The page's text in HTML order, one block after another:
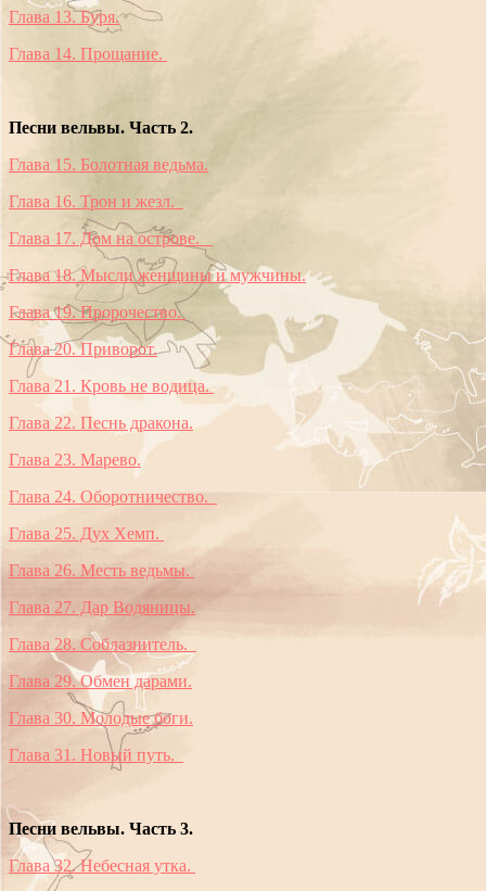
Глава 13. Буря.
Глава 14. Прощание.
Песни вельвы. Часть 2.
Глава 15. Болотная ведьма.
Глава 16. Трон и жезл.
Глава 17. Дом на острове.
Глава 18. Мысли женщины и мужчины.
Глава 19. Пророчество.
Глава 20. Приворот.
Глава 21. Кровь не водица.
Глава 22. Песнь дракона.
Глава 23. Марево.
Глава 24. Оборотничество.
Глава 25. Дух Хемп.
Глава 26. Месть ведьмы.
Глава 27. Дар Водяницы.
Глава 28. Соблазнитель.
Глава 29. Обмен дарами.
Глава 30. Молодые боги.
Глава 31. Новый путь.
Песни вельвы. Часть 3.
Глава 32. Небесная утка.